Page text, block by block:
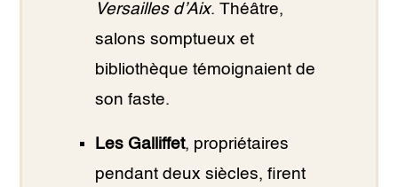
Versailles d’Aix. Théâtre,
salons somptueux et
bibliothèque témoignaient de
son faste.
Les Galliffet, propriétaires
pendant deux siècles, firent